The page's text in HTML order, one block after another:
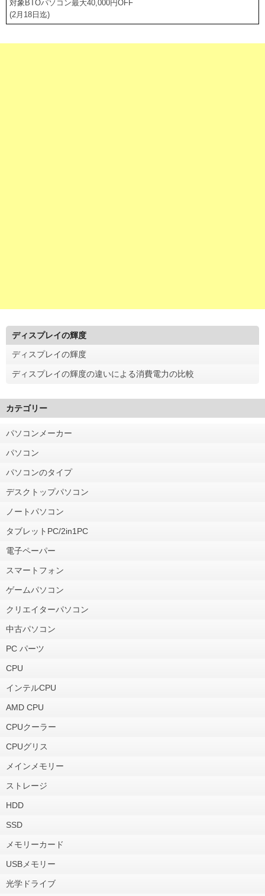
対象BTOパソコン最大40,000円OFF
(2月18日迄)
ディスプレイの輝度
ディスプレイの輝度
ディスプレイの輝度の違いによる消費電力の比較
カテゴリー
パソコンメーカー
パソコン
パソコンのタイプ
デスクトップパソコン
ノートパソコン
タブレットPC/2in1PC
電子ペーパー
スマートフォン
ゲームパソコン
クリエイターパソコン
中古パソコン
PC パーツ
CPU
インテルCPU
AMD CPU
CPUクーラー
CPUグリス
メインメモリー
ストレージ
HDD
SSD
メモリーカード
USBメモリー
光学ドライブ